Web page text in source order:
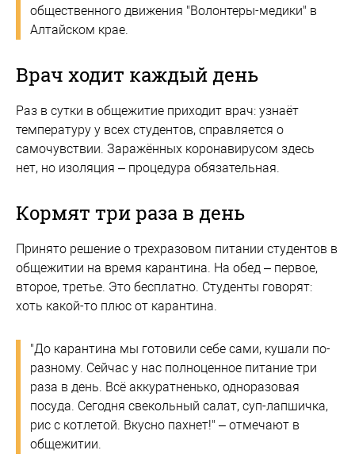
общественного движения "Волонтеры-медики" в
Алтайском крае.
Врач ходит каждый день
Раз в сутки в общежитие приходит врач: узнаёт
температуру у всех студентов, справляется о
самочувствии. Заражённых коронавирусом здесь
нет, но изоляция – процедура обязательная.
Кормят три раза в день
Принято решение о трехразовом питании студентов в
общежитии на время карантина. На обед – первое,
второе, третье. Это бесплатно. Студенты говорят:
хоть какой-то плюс от карантина.
"До карантина мы готовили себе сами, кушали по-
разному. Сейчас у нас полноценное питание три
раза в день. Всё аккуратненько, одноразовая
посуда. Сегодня свекольный салат, суп-лапшичка,
рис с котлетой. Вкусно пахнет!" – отмечают в
общежитии.